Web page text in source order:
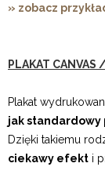
» zobacz
PLAKAT
Plakat
jak standardowy
Dzięki takiemu
ciekawy efekt i